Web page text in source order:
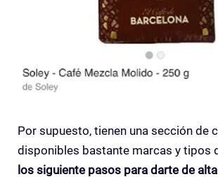
Por supuesto, tienen una sección de
disponibles bastante marcas y tipos
los siguiente pasos para darte de